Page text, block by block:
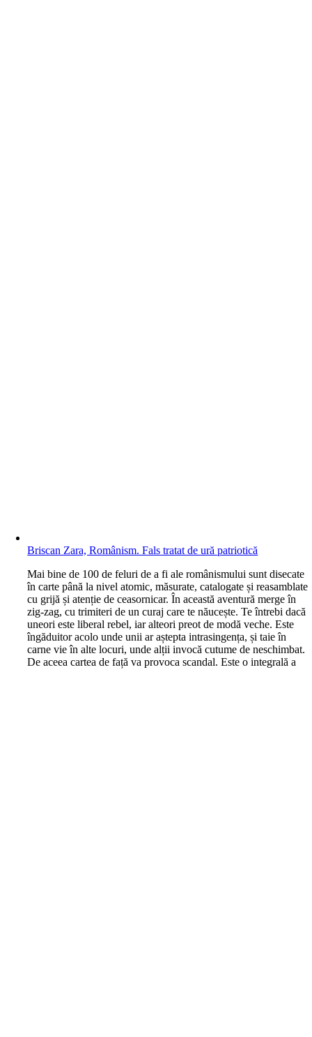
Briscan Zara, Românism. Fals tratat de ură patriotică
Mai bine de 100 de feluri de a fi ale românismului sunt disecate
în carte până la nivel atomic, măsurate, catalogate și reasamblate
cu grijă și atenție de ceasornicar. În această aventură merge în
zig-zag, cu trimiteri de un curaj care te năucește. Te întrebi dacă
uneori este liberal rebel, iar alteori preot de modă veche. Este
îngăduitor acolo unde unii ar aștepta intrasingența, și taie în
carne vie în alte locuri, unde alții invocă cutume de neschimbat.
De aceea cartea de față va provoca scandal. Este o integrală a